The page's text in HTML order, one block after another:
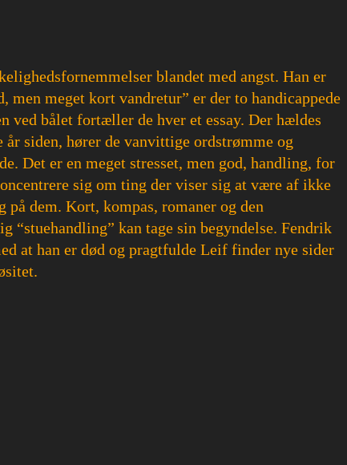
blandet med angst. Han er
men meget kort vandretur” er der to handicappede
ved bålet fortæller de hver et essay. Der hældes
siden, hører de vanvittige ordstrømme og
Det er en meget stresset, men god, handling, for
sig om ting der viser sig at være af ikke
dem. Kort, kompas, romaner og den
kan tage sin begyndelse. Fendrik
at han er død og pragtfulde Leif finder nye sider